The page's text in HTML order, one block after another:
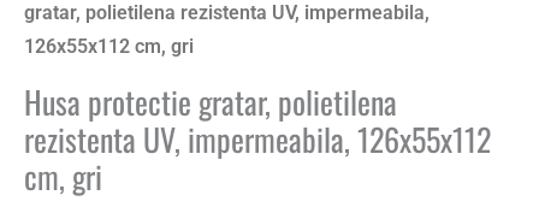
gratar, polietilena rezistenta UV, impermeabila,
126x55x112 cm, gri
Husa protectie gratar, polietilena
rezistenta UV, impermeabila, 126x55x112
cm, gri